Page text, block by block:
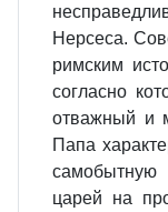
Нерсеса.
римским
согласно
отважный и
Папа
самобытную
царей на